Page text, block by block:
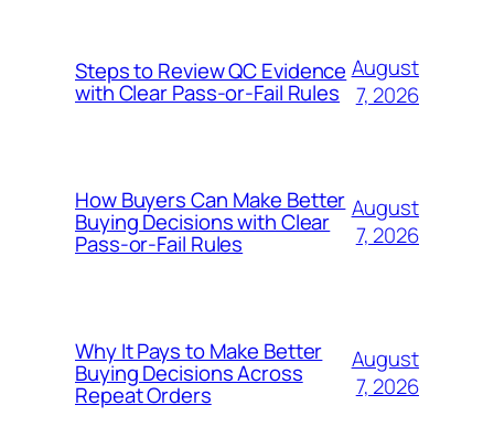
Steps to Review QC Evidence
with Clear Pass-or-Fail Rules
August
7, 2026
How Buyers Can Make Better
Buying Decisions with Clear
Pass-or-Fail Rules
August
7, 2026
Why It Pays to Make Better
Buying Decisions Across
Repeat Orders
August
7, 2026